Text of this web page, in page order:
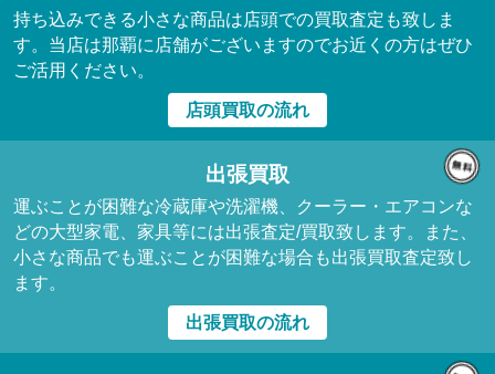
持ち込みできる小さな商品は店頭での買取査定も致しま
す。当店は那覇に店舗がございますのでお近くの方はぜひ
ご活用ください。
店頭買取の流れ
出張買取
運ぶことが困難な冷蔵庫や洗濯機、クーラー・エアコンな
どの大型家電、家具等には出張査定/買取致します。また、
小さな商品でも運ぶことが困難な場合も出張買取査定致し
ます。
出張買取の流れ